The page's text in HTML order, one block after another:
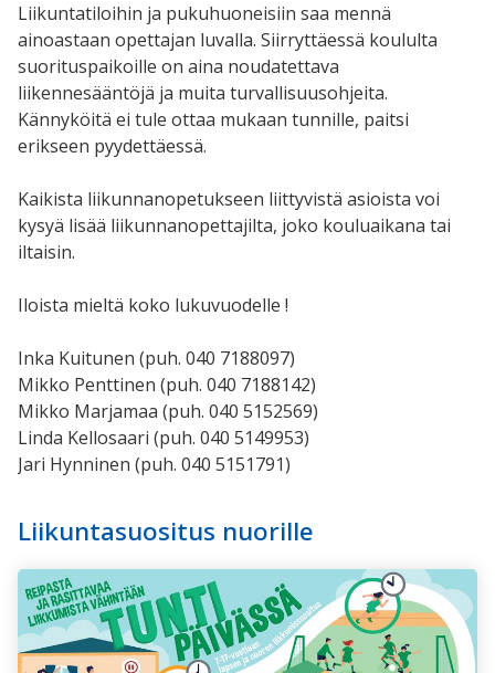
Liikuntatiloihin ja pukuhuoneisiin saa mennä
ainoastaan opettajan luvalla. Siirryttäessä koululta
suorituspaikoille on aina noudatettava
liikennesääntöjä ja muita turvallisuusohjeita.
Kännyköitä ei tule ottaa mukaan tunnille, paitsi
erikseen pyydettäessä.
Kaikista liikunnanopetukseen liittyvistä asioista voi
kysyä lisää liikunnanopettajilta, joko kouluaikana tai
iltaisin.
Iloista mieltä koko lukuvuodelle !
Inka Kuitunen (puh. 040 7188097)
Mikko Penttinen (puh. 040 7188142)
Mikko Marjamaa (puh. 040 5152569)
Linda Kellosaari (puh. 040 5149953)
Jari Hynninen (puh. 040 5151791)
Liikuntasuositus nuorille